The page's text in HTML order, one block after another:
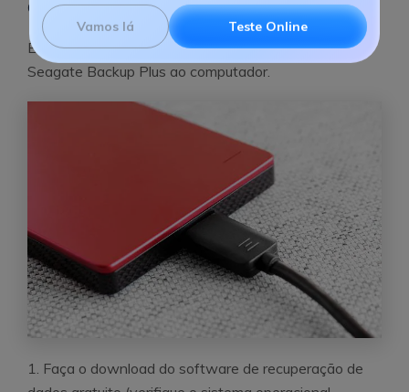
IA.
Vamos lá
Teste Online
do disco rígido externo da Seagate
Em primeiro lugar, conecte o disco rígido portátil
Seagate Backup Plus ao computador.
1. Faça o download do software de recuperação de